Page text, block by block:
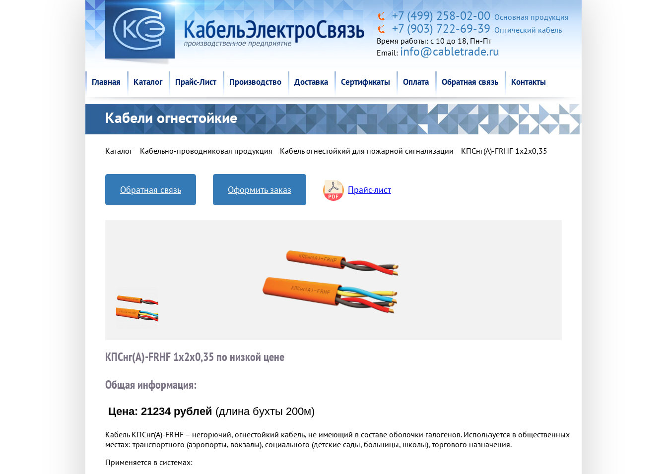
+7 (499) 258-02-00 Основная продукция
+7 (903) 722-69-39 Оптический кабель
Время работы: c 10 до 18, Пн-Пт
Email: info@cabletrade.ru
Главная Каталог Прайс-Лист Производство Доставка Сертификаты Оплата Обратная связь
Главная Каталог Прайс-Лист Производство Доставка Сертификаты Оплата Обратная связь Контакты
Кабели огнестойкие
Каталог Кабельно-проводниковая продукция Кабель огнестойкий для пожарной сигнализации КПСнг(А)-FRHF 1x2x0,35
Обратная связь Оформить заказ Прайс-лист
КПСнг(А)-FRHF 1x2x0,35 по низкой цене
Общая информация:
Цена: 21234 рублей (длина бухты 200м)
Кабель КПСнг(А)-FRHF – негорючий, огнестойкий кабель, не имеющий в составе оболочки галогенов. Используется в общественных
местах: транспортного (аэропорты, вокзалы), социального (детские сады, больницы, школы), торгового назначения.
Применяется в системах: